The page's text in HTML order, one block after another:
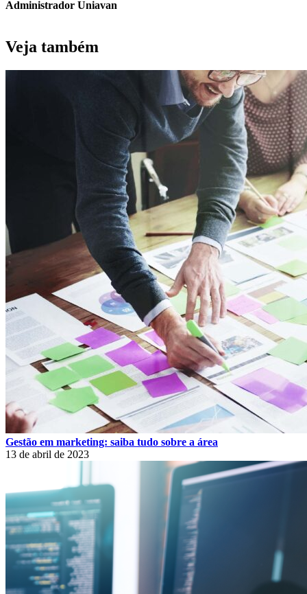
Administrador Uniavan
Veja também
Gestão em marketing: saiba tudo sobre a área
13 de abril de 2023